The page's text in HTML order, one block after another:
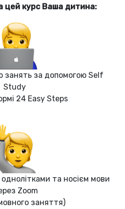
цей курс Ваша дитина:
занять за допомогою Self
Study
24 Easy Steps
та носієм мови
Zoom
заняття)